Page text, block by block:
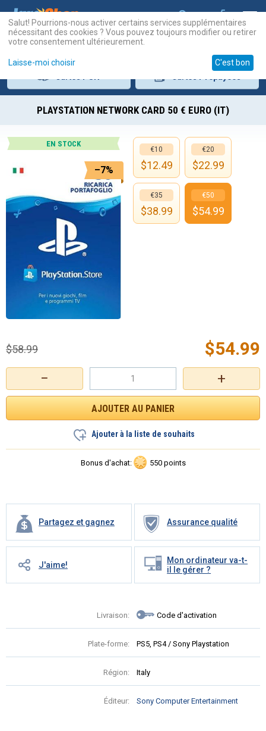
PLAYSTATION NETWORK CARD 50 € EURO (IT)
EN STOCK
–7%
+
−
$54.99
$58.99
Ajouter à la liste de souhaits
Bonus d'achat: 550 points
Partagez et gagnez Assurance qualité
J'aime!
Mon ordinateur va-t-
il le gérer ?
Livraison: Code d'activation
Plate-forme: PS5, PS4 / Sony Playstation
Région: Italy
Éditeur: Sony Computer Entertainment
€10
$12.49
€20
$22.99
€35
$38.99
€50
$54.99
Salut! Pourrions-nous activer certains services supplémentaires
nécessitant des cookies ? Vous pouvez toujours modifier ou retirer
votre consentement ultérieurement.
Laisse-moi choisir C'est bon